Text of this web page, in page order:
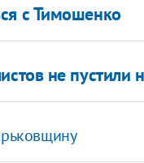
с Тимошенко
не пустили